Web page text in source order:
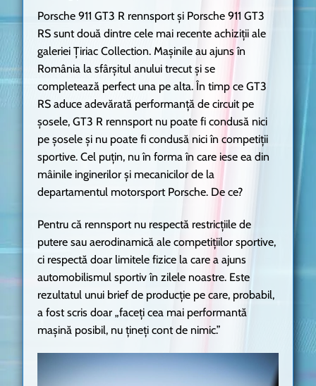
Porsche 911 GT3 R rennsport și Porsche 911 GT3
RS sunt două dintre cele mai recente achiziții ale
galeriei Țiriac Collection. Mașinile au ajuns în
România la sfârșitul anului trecut și se
completează perfect una pe alta. În timp ce GT3
RS aduce adevărată performanță de circuit pe
șosele, GT3 R rennsport nu poate fi condusă nici
pe șosele și nu poate fi condusă nici în competiții
sportive. Cel puțin, nu în forma în care iese ea din
mâinile inginerilor și mecanicilor de la
departamentul motorsport Porsche. De ce?
Pentru că rennsport nu respectă restricțiile de
putere sau aerodinamică ale competițiilor sportive,
ci respectă doar limitele fizice la care a ajuns
automobilismul sportiv în zilele noastre. Este
rezultatul unui brief de producție pe care, probabil,
a fost scris doar „faceți cea mai performantă
mașină posibil, nu țineți cont de nimic.”